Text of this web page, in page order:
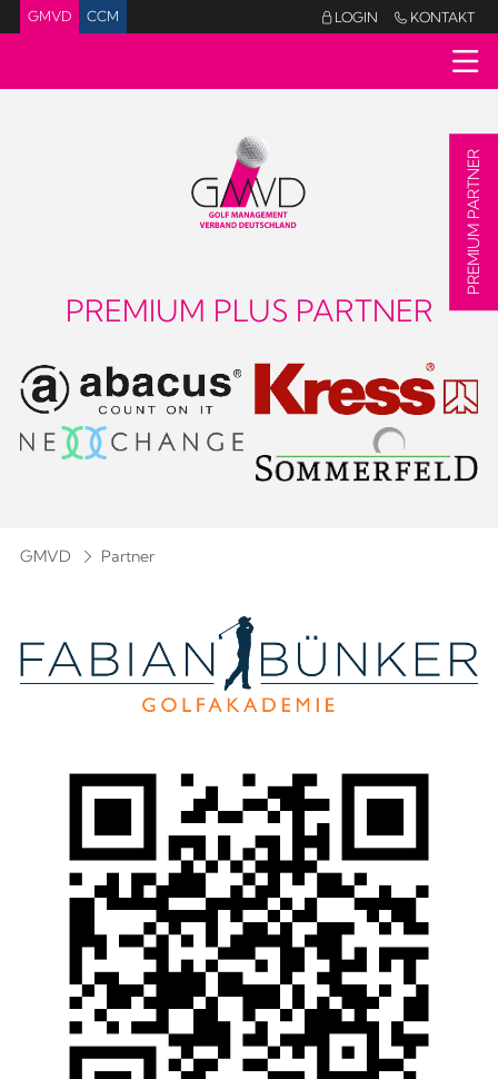
GMVD CCM LOGIN  KONTAKT
PREMIUM PLUS PARTNER
GMVD Partner
PREMIUM PARTNER